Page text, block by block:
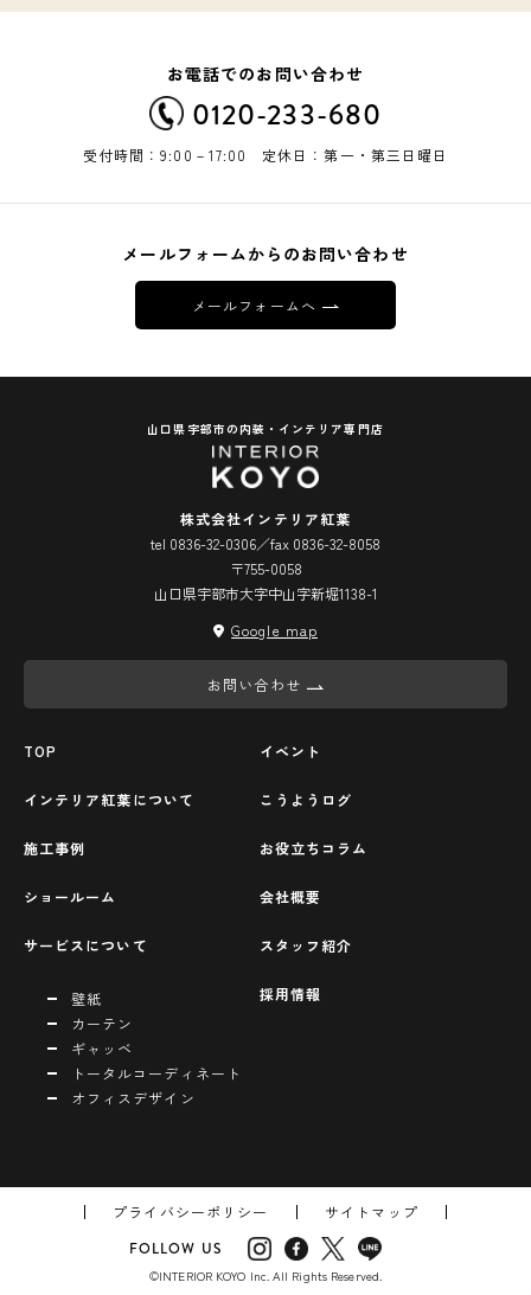
お電話でのお問い合わせ
0120-233-680
受付時間：9:00－17:00 定休日：第一・第三日曜日
メールフォームからのお問い合わせ
メールフォームへ
山口県宇部市の内装・インテリア専門店
株式会社インテリア紅葉
tel 0836-32-0306／fax 0836-32-8058
〒755-0058
山口県宇部市大字中山字新堀1138-1
Google map
お問い合わせ
TOP
インテリア紅葉について
施工事例
ショールーム
サービスについて
壁紙
カーテン
ギャッベ
トータルコーディネート
オフィスデザイン
イベント
こうようログ
お役立ちコラム
会社概要
スタッフ紹介
採用情報
プライバシーポリシー サイトマップ
FOLLOW US
©INTERIOR KOYO Inc. All Rights Reserved.